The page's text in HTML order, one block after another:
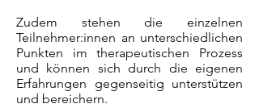
Zudem stehen die einzelnen
Teilnehmer:innen an unterschiedlichen
Punkten im therapeutischen Prozess
und können sich durch die eigenen
Erfahrungen gegenseitig unterstützen
und bereichern.